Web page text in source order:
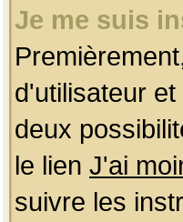
Je me suis
d'utilisateur
deux
le lien J'ai
suivre les